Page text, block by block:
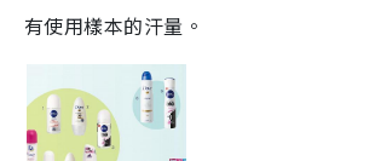
有使用樣本的汗量。